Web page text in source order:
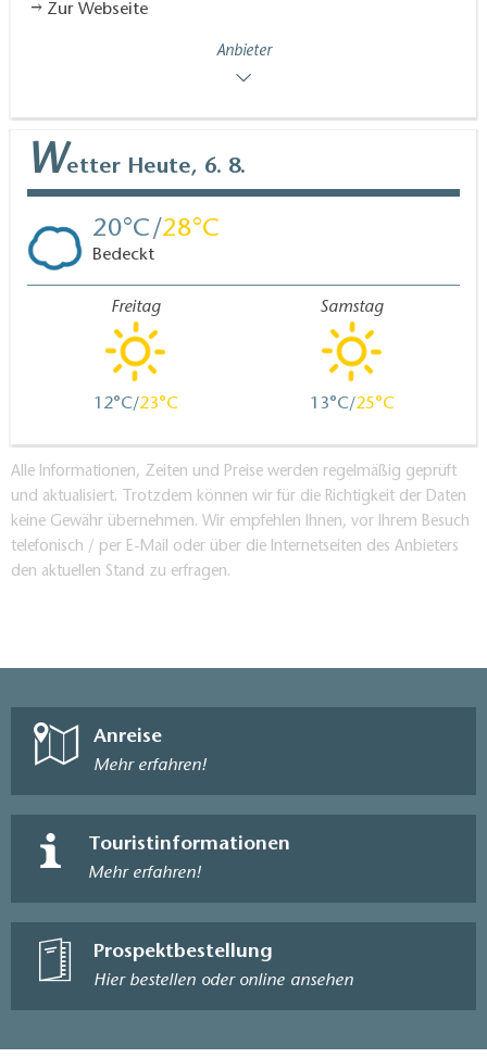
Zur Webseite
Anbieter
Wetter Heute, 6. 8.
20 28
Bedeckt
Freitag
12 23
Samstag
13 25
Alle Informationen, Zeiten und Preise werden regelmäßig geprüft
und aktualisiert. Trotzdem können wir für die Richtigkeit der Daten
keine Gewähr übernehmen. Wir empfehlen Ihnen, vor Ihrem Besuch
telefonisch / per E-Mail oder über die Internetseiten des Anbieters
den aktuellen Stand zu erfragen.
Anreise
Mehr erfahren!
Touristinformationen
Mehr erfahren!
Prospektbestellung
Hier bestellen oder online ansehen